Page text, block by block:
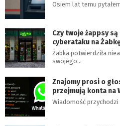
Osiem lat temu
Czy twoje żappsy
cyberataku na
Żabka potwierdziła
swojego…
Znajomy prosi o
przejmują konta na
Wiadomość